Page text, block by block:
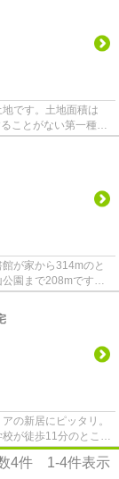
です。土地面積は
ことがない第一種低
が家から314mのと
園まで208mです。
の新居にピッタリ。
が徒歩11分のところ
4件 1-4件表示